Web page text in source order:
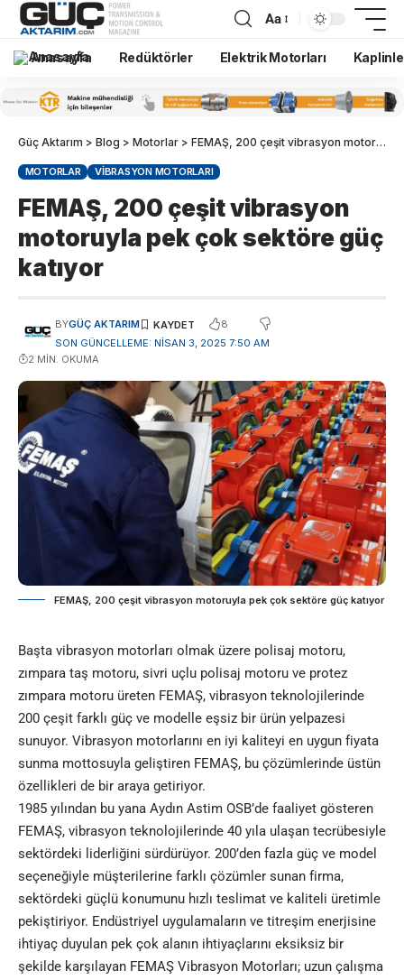
Aa
Anasayfa Redüktörler Elektrik Motorları
Güç Aktarım > Blog > Motorlar > FEMAŞ, 200 çeşit vibrasyon motoruyla pek çok sektöre güç katıyor
MOTORLAR VIBRASYON MOTORLARI
FEMAŞ, 200 çeşit vibrasyon
motoruyla pek çok sektöre güç
katıyor
SON GÜNCELLEME: NISAN 3, 2025 7:50 AM
BYGÜÇ AKTARIM 8
2 MIN. OKUMA
FEMAŞ, 200 çeşit vibrasyon motoruyla pek çok sektöre güç katıyor
Başta vibrasyon motorları olmak üzere polisaj motoru,
zımpara taş motoru, sivri uçlu polisaj motoru ve protez
zımpara motoru üreten FEMAŞ, vibrasyon teknolojilerinde
200 çeşit farklı güç ve modelle eşsiz bir ürün yelpazesi
sunuyor. Vibrasyon motorlarını en iyi kaliteyi en uygun fiyata
sunma mottosuyla geliştiren FEMAŞ, bu çözümlerinde üstün
özellikleri de bir araya getiriyor.
1985 yılından bu yana Aydın Astim OSB’de faaliyet gösteren
FEMAŞ, vibrasyon teknolojilerinde 40 yıla ulaşan tecrübesiyle
sektördeki liderliğini sürdürüyor. 200’den fazla güç ve model
seçeneğiyle müşterilerine farklı çözümler sunan firma,
sektördeki güçlü konumunu hızlı teslimat ve kaliteli üretimle
pekiştiriyor. Endüstriyel uygulamaların ve titreşim enerjisine
ihtiyaç duyulan pek çok alanın ihtiyaçlarını eksiksiz bir
şekilde karşılayan FEMAŞ Vibrasyon Motorları; uzun çalışma